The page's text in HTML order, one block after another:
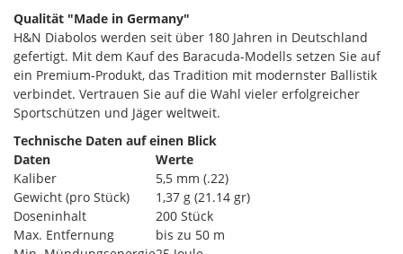
Qualität "Made in Germany"
H&N Diabolos werden seit über 180 Jahren in Deutschland
gefertigt. Mit dem Kauf des Baracuda-Modells setzen Sie auf
ein Premium-Produkt, das Tradition mit modernster Ballistik
verbindet. Vertrauen Sie auf die Wahl vieler erfolgreicher
Sportschützen und Jäger weltweit.
Technische Daten auf einen Blick
Daten
Werte
Kaliber
5,5 mm (.22)
Gewicht (pro Stück)
1,37 g (21.14 gr)
Doseninhalt
200 Stück
Max. Entfernung
bis zu 50 m